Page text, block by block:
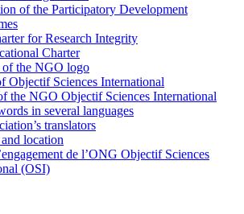
of the Participatory Development
for Research Integrity
Charter
of the NGO logo
Objectif Sciences International
the NGO Objectif Sciences International
in several languages
translators
location
de l’ONG Objectif Sciences
(OSI)